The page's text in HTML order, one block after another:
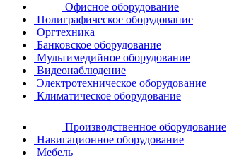
Офисное оборудование
Полиграфическое оборудование
Оргтехника
Банковское оборудование
Мультимедийное оборудование
Видеонаблюдение
Электротехническое оборудование
Климатическое оборудование
Производственное оборудование
Навигационное оборудование
Мебель